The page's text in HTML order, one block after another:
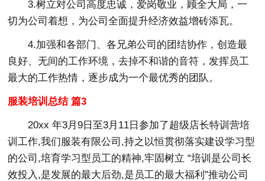
3.树立对公司高度忠诚，爱岗敬业，顾全大局，一
切为公司着想，为公司全面提升经济效益增砖添瓦。
4.加强和各部门、各兄弟公司的团结协作，创造最
良好、无间的工作环境，去掉不和谐的音符，发挥员工
最大的工作热情，逐步成为一个最优秀的团队。
服装培训总结 篇3
20xx 年3月9日至3月11日参加了超级店长特训营培
训工作,我们服装有限公司,持之以恒贯彻落实建设学习型
的公司,培育学习型员工的精神,牢固树立 “培训是公司长
效投入,是发展的最大后劲,是员工的最大福利”推动公司